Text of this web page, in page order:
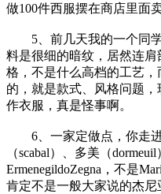
做100件西服摆在商店里面
5、前几天我的一个同学
料是很细的暗纹，居然连
格，不是什么高档的工艺
的，就是款式、风格问题
作衣服，真是怪事啊。
6、一家定做点，你走进
（scabal）、多美（
ErmenegildoZegna，不是
肯定不是一般大家说的杰